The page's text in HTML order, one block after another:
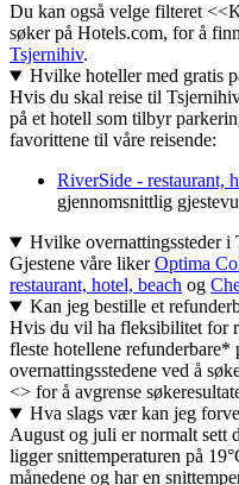
Du kan også velge filteret
søker på Hotels.com, for å
Tsjernihiv.
Hvilke hoteller med gratis
Hvis du skal reise til
på et hotell som tilbyr
favorittene til våre reisende:
RiverSide - restaurant,
gjennomsnittlig
Hvilke overnattingssteder i
Gjestene våre likerOptima
restaurant, hotel, beach og
Kan jeg bestille et
Hvis du vil ha fleksibilitet for
fleste hotellene refunderbare*
overnattingsstedene ved å
<> for å avgrense
Hva slags vær kan jeg
August og juli er normalt sett
ligger snittemperaturen på
månedene og har en